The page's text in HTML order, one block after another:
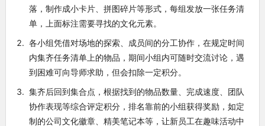
落，制作成小卡片、拼图碎片等形式，每组发放一张任务清
单，上面标注需要寻找的文化元素。
各小组凭借对场地的探索、成员间的分工协作，在规定时间
内集齐任务清单上的物品，期间小组内可随时交流讨论，遇
到困难可向导师求助，但会扣除一定积分。
集齐后回到集合点，根据找到的物品数量、完成速度、团队
协作表现等综合评定积分，排名靠前的小组获得奖励，如定
制的公司文化徽章、精美笔记本等，让新员工在趣味活动中